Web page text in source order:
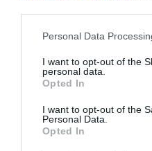
Personal Data
I want to opt-out of the
personal data.
Opted In
I want to opt-out of the
Personal Data.
Opted In
milioane. cel mai bun, vor
STIRI ITALIA
Cererile pentru
sunt în creștere în